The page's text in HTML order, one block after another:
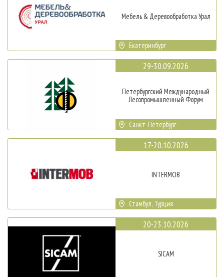
Мебель & Деревообработка Урал
Екатеринбург
29-30.09.2026
Петербургский Международный
Лесопромышленный Форум
Санкт-Петербург
17-20.10.2026
INTERMOB
Стамбул, Турция
20-23.10.2026
SICAM